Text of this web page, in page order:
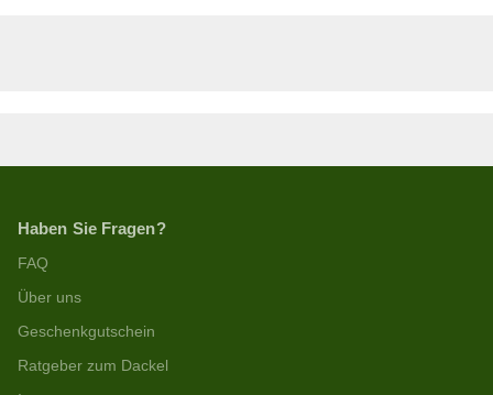
Haben Sie Fragen?
FAQ
Über uns
Geschenkgutschein
Ratgeber zum Dackel